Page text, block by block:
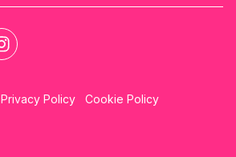
Privacy Policy
Cookie Policy